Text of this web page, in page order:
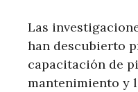
Las
han descubierto
capacitación de
mantenimiento y